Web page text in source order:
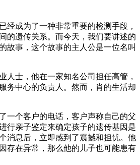
经成为了一种非常重要的检测手段，
的遗传关系。而今天，我们要讲述的
故事，这个故事的主人公是一位名叫
人士，他在一家知名公司担任高管，
务中心的负责人。然而，肖的生活却
一个客户的电话，客户声称自己的父
行亲子鉴定来确定孩子的遗传基因是
消息后，立即感到了震撼和担忧。他
存在异常，那么他的儿子也可能患有